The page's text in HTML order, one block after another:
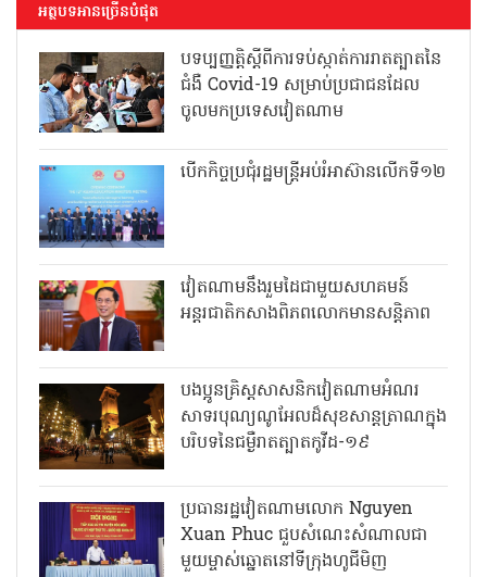
អត្ថបទអានច្រើនបំផុត
បទប្បញ្ញត្តិស្តីពីការទប់ស្កាត់ការរាតត្បាតនៃ
ជំងឺ Covid-19 សម្រាប់ប្រជាជនដែល
ចូលមកប្រទេសវៀតណាម
បើកកិច្ចប្រជុំរដ្ឋមន្ត្រីអប់រំអាស៊ានលើកទី១២
វៀតណាមនឹងរួមដៃជាមួយសហគមន៍
អន្តរជាតិកសាងពិភពលោកមានសន្តិភាព
បងប្អូនគ្រិស្តសាសនិកវៀតណាមអំណរ
សាទរបុណ្យណូអែលដ៏សុខសាន្តត្រាណក្នុង
បរិបទនៃជម្ងឺរាតត្បាតកូវីដ-១៩
ប្រធានរដ្ឋវៀតណាមលោក Nguyen
Xuan Phuc ជួបសំណេះសំណាលជា
មួយម្ចាស់ឆ្នោតនៅទីក្រុងហូជីមិញ